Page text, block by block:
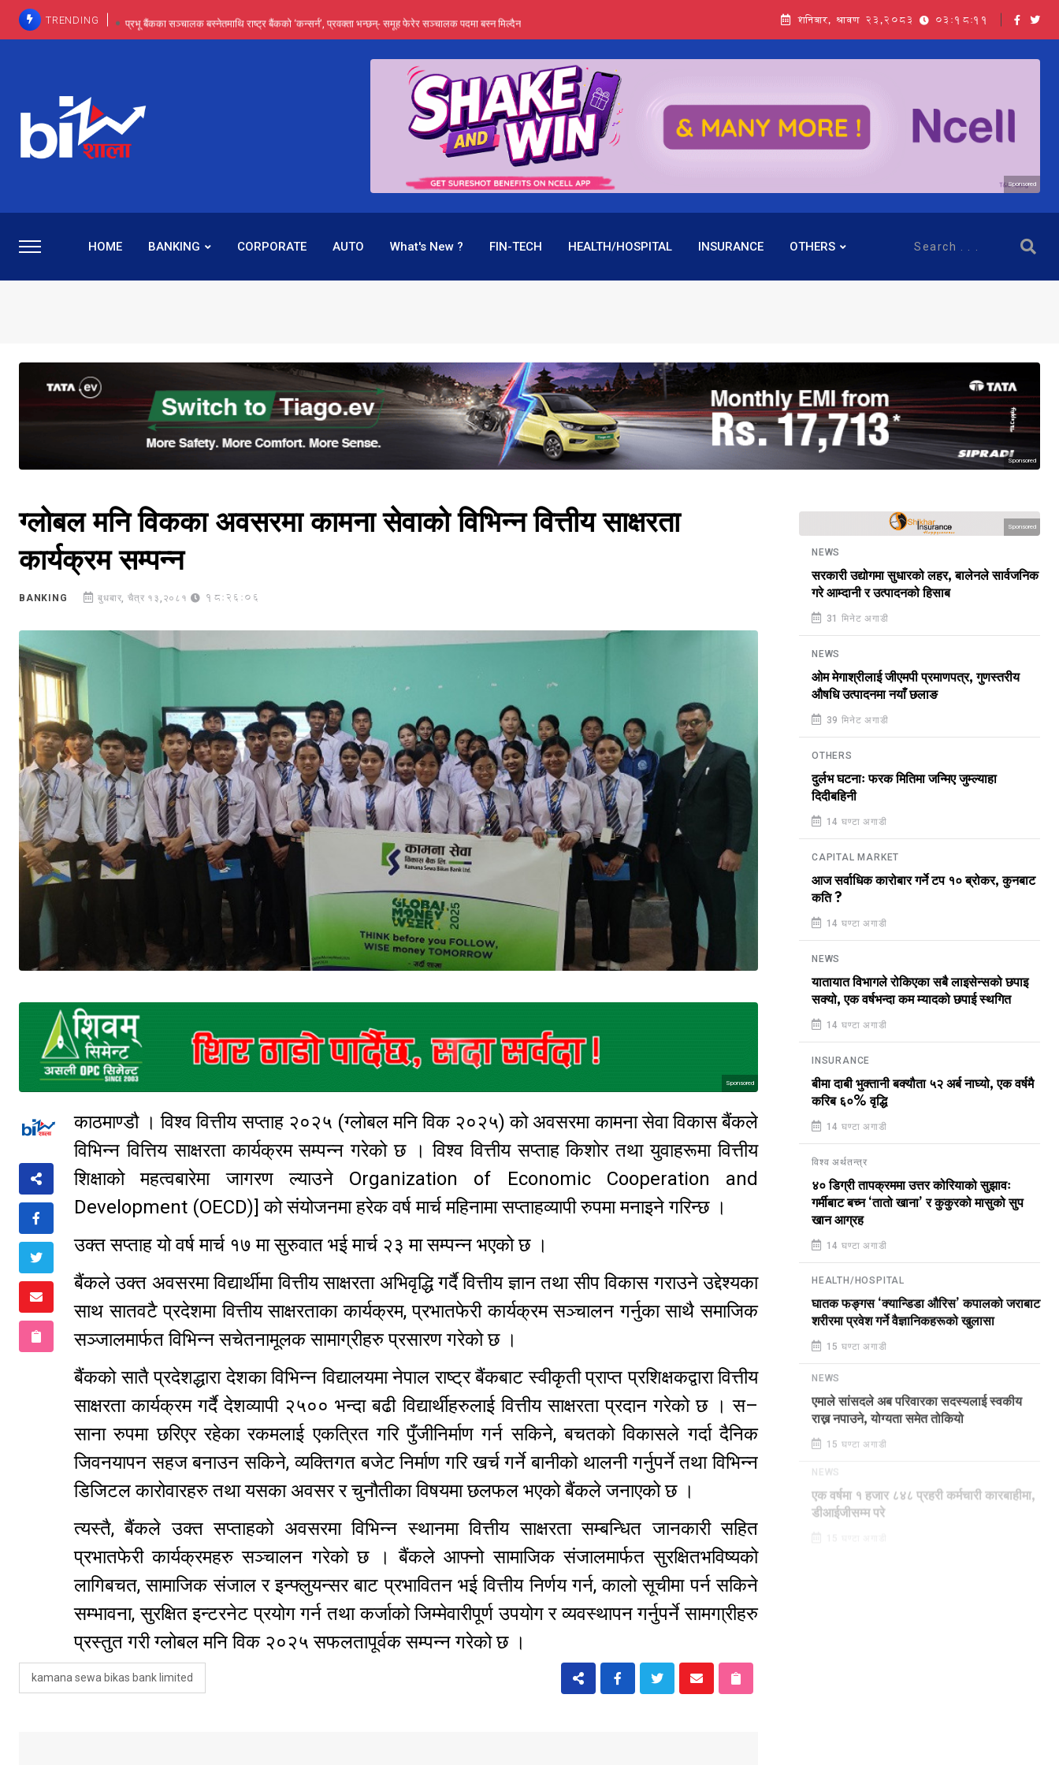
TRENDING प्रभू बैंकका सञ्चालक बस्नेतमाथि राष्ट्र बैंकको ‘कन्सर्न’, प्रवक्ता भन्छन्- समूह फेरेर सञ्चालक पदमा बस्न मिल्दैन
प्रभू बैंकमा सेञ्चुरीबाट आएका कर्मचारीमाथि हदैसम्मको विभेदः एउटै पदमा दुई थरि तलब, वर्षमै ९२ हजार घाटा !
कमाइमा गरिमाको दमदार छलाङ, सेयरधनीलाई २० प्रतिशत लाभांश दिने क्षमता
प्रभु बैंकमा रमिता : सर्वसाधारणबाट छिरेका बस्नेत संस्थापक बनेर निरन्तर, राष्ट्र बैंक किन मौन ?
शनिबार, श्रावण २३,२०८३ 03:18:12
Sponsored
HOME BANKING CORPORATE AUTO What's New ? FIN-TECH HEALTH/HOSPITAL INSURANCE OTHERS
Sponsored
ग्लोबल मनि विकका अवसरमा कामना सेवाको विभिन्न वित्तीय साक्षरता
कार्यक्रम सम्पन्न
BANKING बुधबार, चैत्र १३,२०८१ 18:26:06
Sponsored
काठमाण्डौ । विश्व वित्तीय सप्ताह २०२५ (ग्लोबल मनि विक २०२५) को अवसरमा कामना सेवा विकास बैंकले
विभिन्न वित्तिय साक्षरता कार्यक्रम सम्पन्न गरेको छ । विश्व वित्तीय सप्ताह किशोर तथा युवाहरूमा वित्तीय
शिक्षाको महत्वबारेमा जागरण ल्याउने Organization of Economic Cooperation and
Development (OECD)] को संयोजनमा हरेक वर्ष मार्च महिनामा सप्ताहव्यापी रुपमा मनाइने गरिन्छ ।
उक्त सप्ताह यो वर्ष मार्च १७ मा सुरुवात भई मार्च २३ मा सम्पन्न भएको छ ।
बैंकले उक्त अवसरमा विद्यार्थीमा वित्तीय साक्षरता अभिवृद्धि गर्दै वित्तीय ज्ञान तथा सीप विकास गराउने उद्देश्यका
साथ सातवटै प्रदेशमा वित्तीय साक्षरताका कार्यक्रम, प्रभातफेरी कार्यक्रम सञ्चालन गर्नुका साथै समाजिक
सञ्जालमार्फत विभिन्न सचेतनामूलक सामाग्रीहरु प्रसारण गरेको छ ।
बैंकको सातै प्रदेशद्धारा देशका विभिन्न विद्यालयमा नेपाल राष्ट्र बैंकबाट स्वीकृती प्राप्त प्रशिक्षकद्वारा वित्तीय
साक्षरता कार्यक्रम गर्दै देशव्यापी २५०० भन्दा बढी विद्यार्थीहरुलाई वित्तीय साक्षरता प्रदान गरेको छ । स–
साना रुपमा छरिएर रहेका रकमलाई एकत्रित गरि पुँजीनिर्माण गर्न सकिने, बचतको विकासले गर्दा दैनिक
जिवनयापन सहज बनाउन सकिने, व्यक्तिगत बजेट निर्माण गरि खर्च गर्ने बानीको थालनी गर्नुपर्ने तथा विभिन्न
डिजिटल कारोवारहरु तथा यसका अवसर र चुनौतीका विषयमा छलफल भएको बैंकले जनाएको छ ।
त्यस्तै, बैंकले उक्त सप्ताहको अवसरमा विभिन्न स्थानमा वित्तीय साक्षरता सम्बन्धित जानकारी सहित
प्रभातफेरी कार्यक्रमहरु सञ्चालन गरेको छ । बैंकले आफ्नो सामाजिक संजालमार्फत सुरक्षितभविष्यको
लागिबचत, सामाजिक संजाल र इन्फ्लुयन्सर बाट प्रभावितन भई वित्तीय निर्णय गर्न, कालो सूचीमा पर्न सकिने
सम्भावना, सुरक्षित इन्टरनेट प्रयोग गर्न तथा कर्जाको जिम्मेवारीपूर्ण उपयोग र व्यवस्थापन गर्नुपर्ने सामगा्रीहरु
प्रस्तुत गरी ग्लोबल मनि विक २०२५ सफलतापूर्वक सम्पन्न गरेको छ ।
kamana sewa bikas bank limited
Sponsored
NEWS
सरकारी उद्योगमा सुधारको लहर, बालेनले सार्वजनिक
गरे आम्दानी र उत्पादनको हिसाब
31 मिनेट अगाडी
NEWS
ओम मेगाश्रीलाई जीएमपी प्रमाणपत्र, गुणस्तरीय
औषधि उत्पादनमा नयाँ छलाङ
39 मिनेट अगाडी
OTHERS
दुर्लभ घटनाः फरक मितिमा जन्मिए जुम्ल्याहा
दिदीबहिनी
14 घण्टा अगाडी
CAPITAL MARKET
आज सर्वाधिक कारोबार गर्ने टप १० ब्रोकर, कुनबाट
कति ?
14 घण्टा अगाडी
NEWS
यातायात विभागले रोकिएका सबै लाइसेन्सको छपाइ
सक्यो, एक वर्षभन्दा कम म्यादको छपाई स्थगित
14 घण्टा अगाडी
INSURANCE
बीमा दाबी भुक्तानी बक्यौता ५२ अर्ब नाघ्यो, एक वर्षमै
करिब ६०% वृद्धि
14 घण्टा अगाडी
विश्व अर्थतन्त्र
४० डिग्री तापक्रममा उत्तर कोरियाको सुझावः
गर्मीबाट बच्न ‘तातो खाना’ र कुकुरको मासुको सुप
खान आग्रह
14 घण्टा अगाडी
HEALTH/HOSPITAL
घातक फङ्गस ‘क्यान्डिडा औरिस’ कपालको जराबाट
शरीरमा प्रवेश गर्ने वैज्ञानिकहरूको खुलासा
15 घण्टा अगाडी
NEWS
एमाले सांसदले अब परिवारका सदस्यलाई स्वकीय
राख्न नपाउने, योग्यता समेत तोकियो
15 घण्टा अगाडी
एक वर्षमा १ हजार ८४८ प्रहरी कर्मचारी कारबाहीमा,